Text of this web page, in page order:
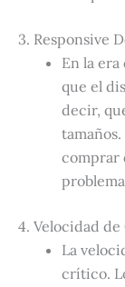
3. Responsive
En la
que el
decir,
comprar
4. Velocidad de
La
crítico.